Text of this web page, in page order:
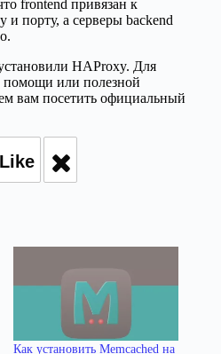
frontend привязан к
и порту, а серверы backend
HAProxy. Для
помощи или полезной
вам посетить официальный
Like
Как установить Memcached на